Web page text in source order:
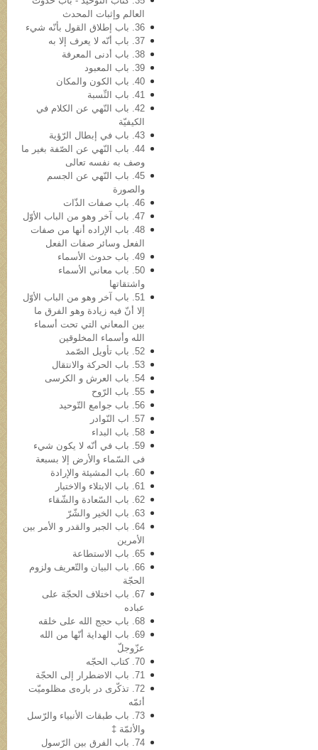
العالم وإثبات المحدث
36. باب إطلاق القول بأنّه شيء
37. باب أنّه لا یعرف إلا به
38. باب أدنی المعرفة
39. باب المعبود
40. باب الکون والمکان
41. باب النِّسبة
42. باب النّهي عن الکلام في
الکیفیّة
43. باب في‌ إبطال الرّؤیة
44. باب النّهي عن الصّفة بغیر ما
وصف به نفسه تعالی
45. باب النّهي عن الجسم
والصورة
46. باب صفات الذّات
47. باب آخر وهو من الباب الأوّل
48. باب الإراده أنها من صفات
الفعل وسائر صفات الفعل
49. باب حدوث الأسماء
50. باب معاني الأسماء
واشتقاتها
51. باب آخر وهو من الباب الأوّل
إلا أنّ فیه زیادة وهو الفرق ما
بین المعاني التي تحت أسماء
الله وأسماء المخلوقین
52. باب تأویل الصّمد
53. باب الحرکة والانتقال
54. باب العرش و الکرسی
55. باب الرّوح
56. باب جوامع التّوحید
57. اب النّوادر
58. باب البداء
59. باب في أنّه لا یکون شيء
فی السّماء والأرض إلا بسبعة
60. باب المشیئة والإرادة
61. باب الابتلاء والاختبار
62. باب السّعادة والشّقاء
63. باب الخیر والشّرّ
64. باب الجبر والقدر و الأمر بین
الأمرین
65. باب الاستطاعة
66. باب البیان والتّعریف ولزوم
الحجّة
67. باب اختلاف الحجّة على
عباده
68. باب حجج الله علی خلقه
69. باب الهدایة أنّها من الله
عزّوجلّ
70. کتاب الحجّه
71. باب الاضطرار إلى الحجّة
72. تذکّری در باره‌ی مظلومیّت
أئمّه
73. باب طبقات الأنبیاء والرّسل
والأئمّة ‡
74. باب الفرق بین الرّسول